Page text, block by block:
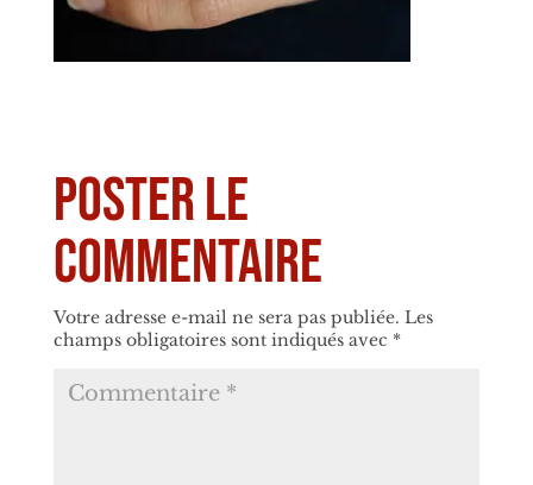
Poster le
commentaire
Votre adresse e-mail ne sera pas publiée. Les
champs obligatoires sont indiqués avec *